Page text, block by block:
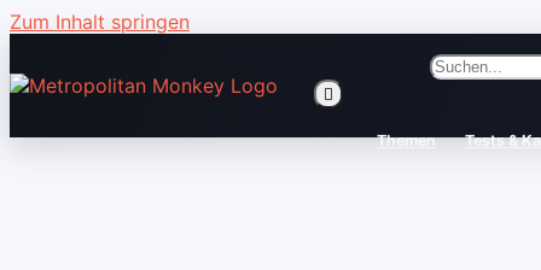
Zum Inhalt springen
Themen Tests &